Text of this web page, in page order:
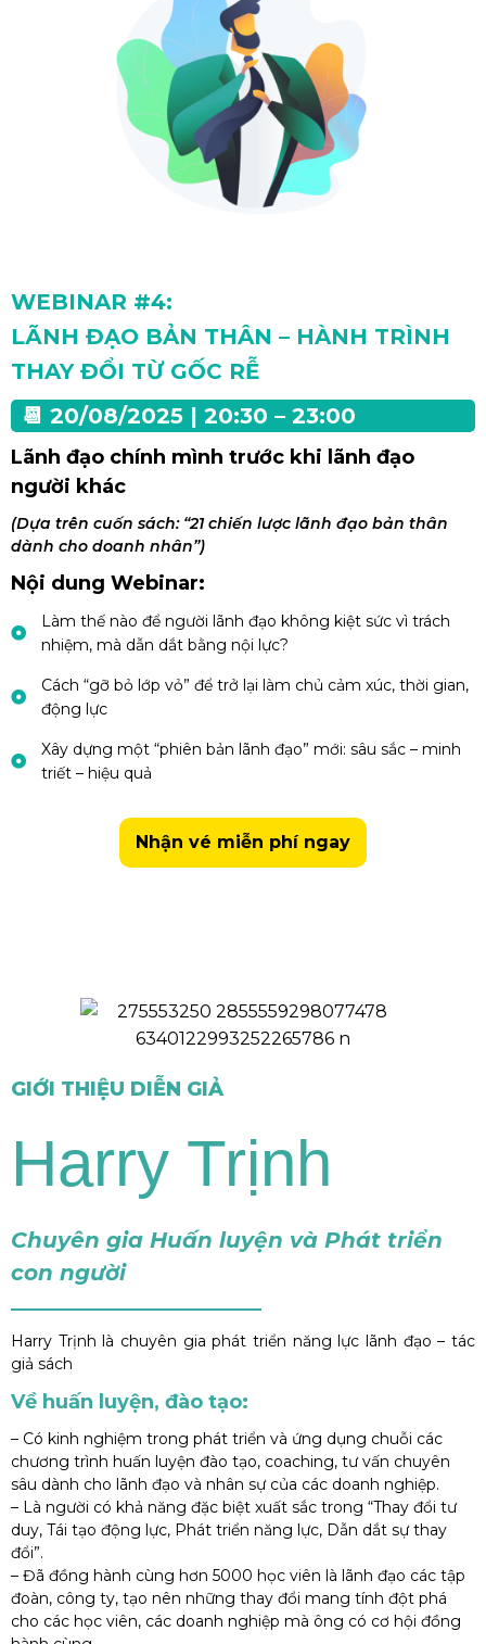
WEBINAR #4:
LÃNH ĐẠO BẢN THÂN – HÀNH TRÌNH
THAY ĐỔI TỪ GỐC RỄ
📆 20/08/2025 | 20:30 – 23:00
Lãnh đạo chính mình trước khi lãnh đạo
người khác
(Dựa trên cuốn sách: “21 chiến lược lãnh đạo bản thân
dành cho doanh nhân”)
Nội dung Webinar:
Làm thế nào để người lãnh đạo không kiệt sức vì trách
nhiệm, mà dẫn dắt bằng nội lực?
Cách “gỡ bỏ lớp vỏ” để trở lại làm chủ cảm xúc, thời gian,
động lực
Xây dựng một “phiên bản lãnh đạo” mới: sâu sắc – minh
triết – hiệu quả
Nhận vé miễn phí ngay
GIỚI THIỆU DIỄN GIẢ
Harry Trịnh
Chuyên gia Huấn luyện và Phát triển
con người
Harry Trịnh là chuyên gia phát triển năng lực lãnh đạo – tác
giả sách
Về huấn luyện, đào tạo:
– Có kinh nghiệm trong phát triển và ứng dụng chuỗi các
chương trình huấn luyện đào tạo, coaching, tư vấn chuyên
sâu dành cho lãnh đạo và nhân sự của các doanh nghiệp.
– Là người có khả năng đặc biệt xuất sắc trong “Thay đổi tư
duy, Tái tạo động lực, Phát triển năng lực, Dẫn dắt sự thay
đổi”.
– Đã đồng hành cùng hơn 5000 học viên là lãnh đạo các tập
đoàn, công ty, tạo nên những thay đổi mang tính đột phá
cho các học viên, các doanh nghiệp mà ông có cơ hội đồng